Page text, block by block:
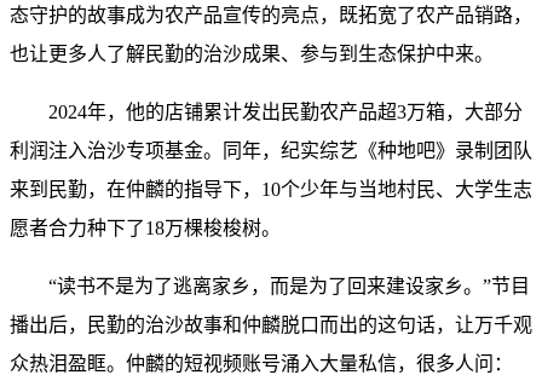
态守护的故事成为农产品宣传的亮点，既拓宽了农产品销路，
也让更多人了解民勤的治沙成果、参与到生态保护中来。
2024年，他的店铺累计发出民勤农产品超3万箱，大部分
利润注入治沙专项基金。同年，纪实综艺《种地吧》录制团队
来到民勤，在仲麟的指导下，10个少年与当地村民、大学生志
愿者合力种下了18万棵梭梭树。
“读书不是为了逃离家乡，而是为了回来建设家乡。”节目
播出后，民勤的治沙故事和仲麟脱口而出的这句话，让万千观
众热泪盈眶。仲麟的短视频账号涌入大量私信，很多人问：